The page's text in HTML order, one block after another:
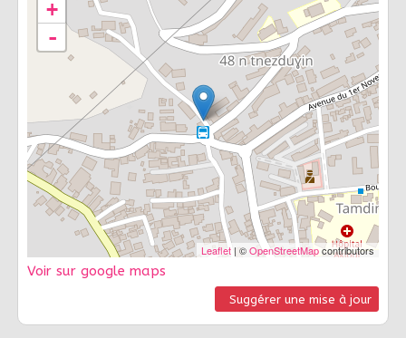
+
-
Leaflet | ©OpenStreetMapcontributors
Voir sur google maps
Suggérer une mise à jour